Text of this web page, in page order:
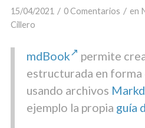
15/04/2021 / 0 Comentarios / en
Cillero
mdBook
permite
estructurada en forma
usando archivos
ejemplo la propia guía